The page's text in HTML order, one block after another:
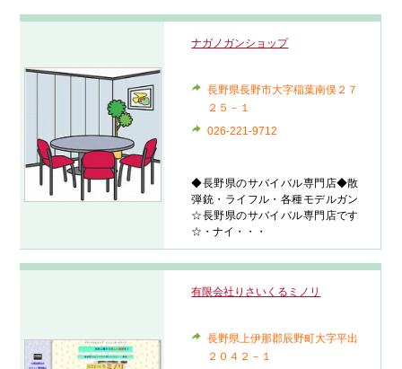
ナガノガンショップ
長野県長野市大字稲葉南俣２７
２５－１
026-221-9712
◆長野県のサバイバル専門店◆散
弾銃・ライフル・各種モデルガン
☆長野県のサバイバル専門店です
☆・ナイ・・・
有限会社りさいくるミノリ
長野県上伊那郡辰野町大字平出
２０４２－１